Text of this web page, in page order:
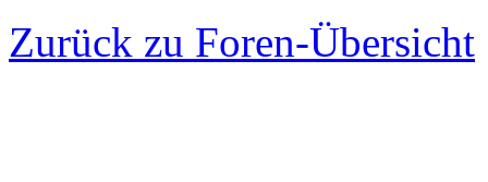
Zurück zu Foren-Übersicht